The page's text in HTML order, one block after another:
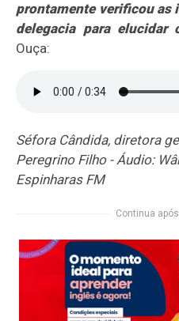
prontamente verificou as
delegacia para elucidar
Ouça:
Séfora Cândida, diretora
Peregrino Filho - Áudio:
Espinharas FM
Continua